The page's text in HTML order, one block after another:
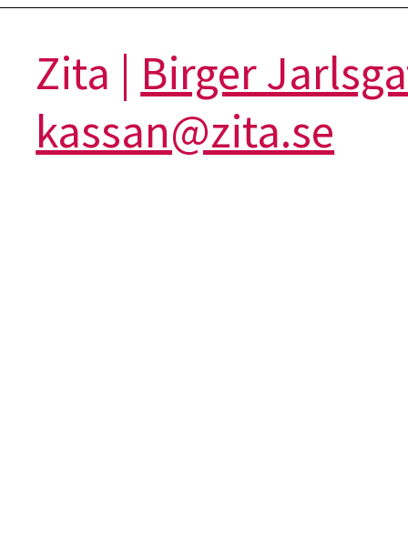
Zita | Birger
kassan@zita.se